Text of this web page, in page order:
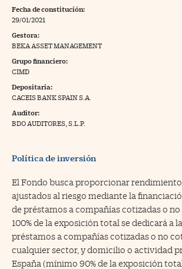
Pyme
a Cinco Días
Fecha de constitución:
29/01/2021
Gestora:
BEKA ASSET MANAGEMENT
Grupo financiero:
CIMD
Depositaria:
CACEIS BANK SPAIN S.A.
Auditor:
BDO AUDITORES, S.L.P.
Política de inversión
El Fondo busca proporcionar
ajustados al riesgo mediante la
de préstamos a compañías cotizadas o no
100% de la exposición total se dedicará a
préstamos a compañías cotizadas o no
cualquier sector, y domicilio o actividad
España (mínimo 90% de la exposición